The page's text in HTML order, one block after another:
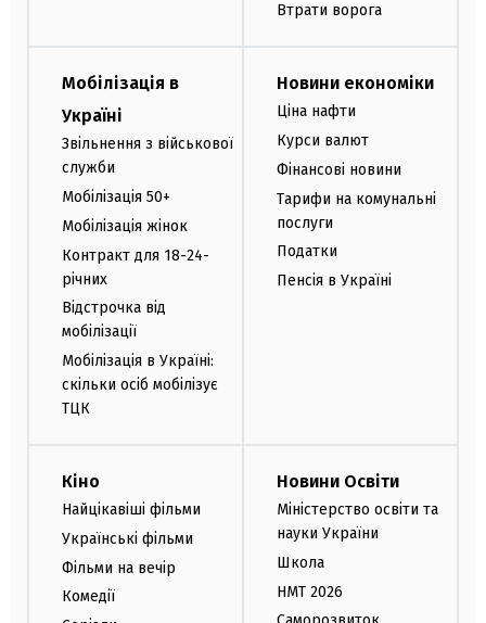
Втрати ворога
Мобілізація в
Україні
Звільнення з військової
служби
Мобілізація 50+
Мобілізація жінок
Контракт для 18-24-
річних
Відстрочка від
мобілізації
Мобілізація в Україні:
скільки осіб мобілізує
ТЦК
Новини економіки
Ціна нафти
Курси валют
Фінансові новини
Тарифи на комунальні
послуги
Податки
Пенсія в Україні
Кіно
Найцікавіші фільми
Українські фільми
Фільми на вечір
Комедії
Новини Освіти
Міністерство освіти та
науки України
Школа
НМТ 2026